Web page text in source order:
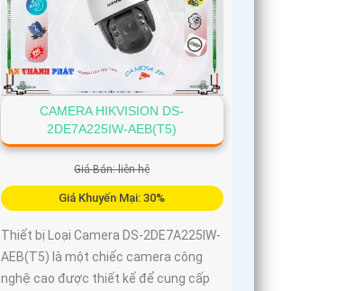
CAMERA HIKVISION DS-
2DE7A225IW-AEB(T5)
Giá Bán: liên hệ
Giá Khuyến Mại: 30%
Thiết bị Loại Camera DS-2DE7A225IW-
AEB(T5) là một chiếc camera công
nghệ cao được thiết kế để cung cấp